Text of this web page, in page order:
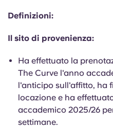
Seleziona una
Accedi
Definizioni:
Il sito di provenienza:
Ha effettuato la
The Curve l'anno
l'anticipo sull'affitto, ha
locazione e ha
accademico 2025/26
settimane.